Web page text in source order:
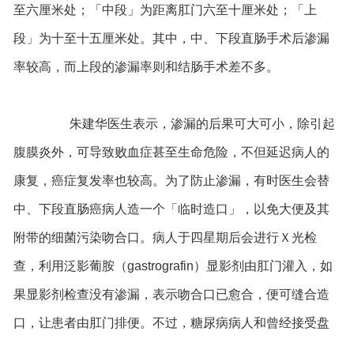
至六厘米处；「中段」为距离肛门六至十厘米处；「上
段」为十至十五厘米处。其中，中、下段直肠手术后渗漏
率较高，而上段的渗漏率则和结肠手术差不多。
朱建华医生表示，渗漏的后果可大可小，除引起
腹膜炎外，可导致败血症甚至生命危险，不但延迟病人的
康复，癌症复发率也较高。为了防止渗漏，有时医生会替
中、下段直肠癌病人造一个「临时造口」，以免大便及其
附带的细菌污染吻合口。病人于四星期后会进行Ｘ光检
查，利用泛影葡胺（gastrografin）显影剂由肛门灌入，如
果显影剂检查没有渗漏，表示吻合口已愈合，便可缝合造
口，让患者由肛门排便。不过，糖尿病病人和曾经接受盘